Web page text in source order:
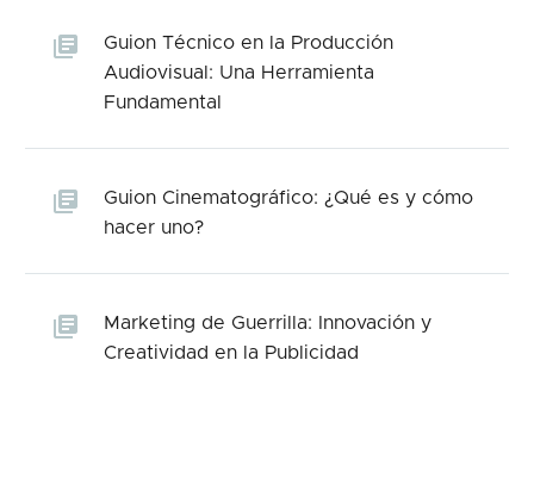
Guion Técnico en la Producción
Audiovisual: Una Herramienta
Fundamental
Guion Cinematográfico: ¿Qué es y cómo
hacer uno?
Marketing de Guerrilla: Innovación y
Creatividad en la Publicidad